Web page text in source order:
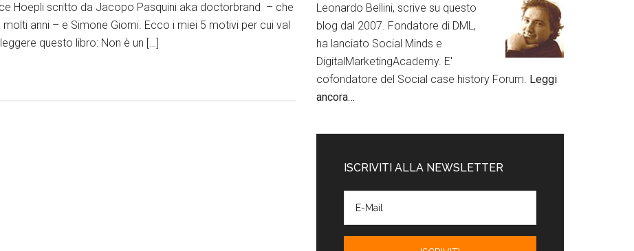
Hoepli scritto da Jacopo Pasquini aka doctorbrand – che
anni – e Simone Giomi. Ecco i miei 5 motivi per cui val
questo libro: Non è un […]
Leonardo Bellini, scrive su questo
blog dal 2007. Fondatore di DML,
ha lanciato Social Minds e
DigitalMarketingAcademy. E'
cofondatore del Social case history Forum. Leggi
ancora…
ISCRIVITI ALLA NEWSLETTER